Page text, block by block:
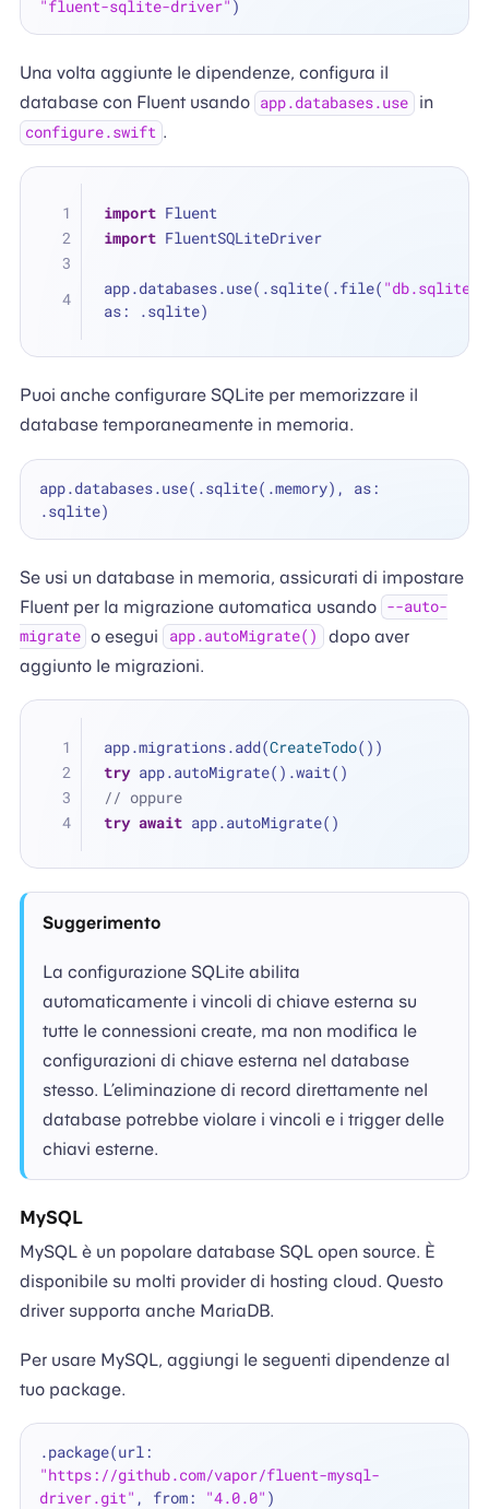
"fluent-sqlite-driver"
Una volta aggiunte le dipendenze, configura il
database con Fluent usando app.databases.use in
configure.swift .
import Fluent
import FluentSQLiteDriver
app.databases.use(.sqlite(.file( "db.sqlite"
as: .sqlite)
Puoi anche configurare SQLite per memorizzare il
database temporaneamente in memoria.
app.databases.use(.sqlite(.memory), as:
Se usi un database in memoria, assicurati di impostare
Fluent per la migrazione automatica usando --auto-
migrate o esegui app.autoMigrate()
dopo aver
aggiunto le migrazioni.
app.migrations.add(CreateTodo())
try app.autoMigrate().wait()
// oppure
try await app.autoMigrate()
Suggerimento
La configurazione SQLite abilita
automaticamente i vincoli di chiave esterna su
tutte le connessioni create, ma non modifica le
configurazioni di chiave esterna nel database
stesso. L’eliminazione di record direttamente nel
database potrebbe violare i vincoli e i trigger delle
chiavi esterne.
MySQL
MySQL è un popolare database SQL open source. È
disponibile su molti provider di hosting cloud. Questo
driver supporta anche MariaDB.
Per usare MySQL, aggiungi le seguenti dipendenze al
tuo package.
"https://github.com/vapor/fluent-mysql-
driver.git" , from: "4.0.0"